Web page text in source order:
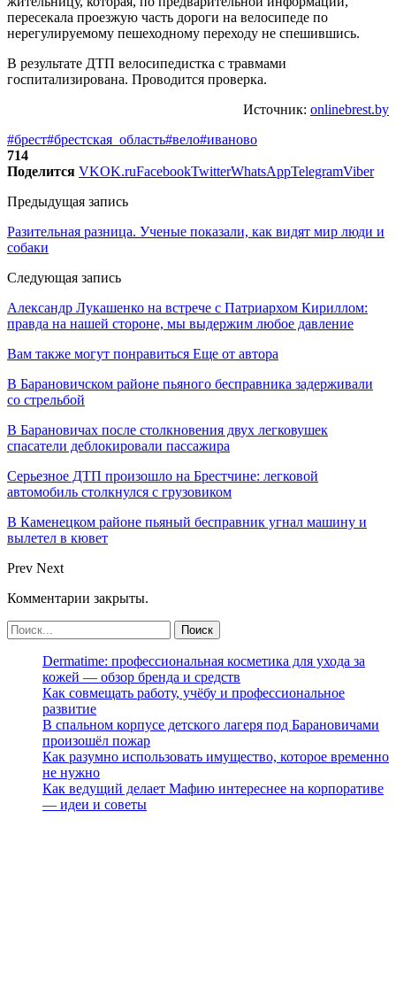
пересекала проезжую часть дороги на велосипеде по
нерегулируемому пешеходному переходу не спешившись.
В результате ДТП велосипедистка с травмами
госпитализирована. Проводится проверка.
Источник: onlinebrest.by
#брест#брестская_область#вело#иваново
714
Поделится VKOK.ruFacebookTwitterWhatsAppTelegramViber
Предыдущая запись
Разительная разница. Ученые показали, как видят мир люди и
собаки
Следующая запись
Александр Лукашенко на встрече с Патриархом Кириллом:
правда на нашей стороне, мы выдержим любое давление
Вам также могут понравиться Еще от автора
В Барановичском районе пьяного бесправника задерживали
со стрельбой
В Барановичах после столкновения двух легковушек
спасатели деблокировали пассажира
Серьезное ДТП произошло на Брестчине: легковой
автомобиль столкнулся с грузовиком
В Каменецком районе пьяный бесправник угнал машину и
вылетел в кювет
Prev Next
Комментарии закрыты.
Dermatime: профессиональная косметика для ухода за
кожей — обзор бренда и средств
Как совмещать работу, учёбу и профессиональное
развитие
В спальном корпусе детского лагеря под Барановичами
произошёл пожар
Как разумно использовать имущество, которое временно
не нужно
Как ведущий делает Мафию интереснее на корпоративе
— идеи и советы